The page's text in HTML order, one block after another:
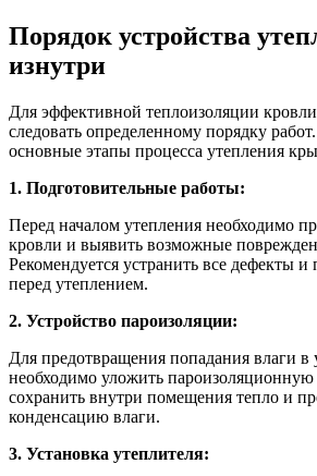
Порядок устройства
изнутри
Для эффективной теплоизоляции
следовать определенному порядку
основные этапы процесса утепления
1. Подготовительные работы:
Перед началом утепления необходимо
кровли и выявить возможные
Рекомендуется устранить все дефекты и
перед утеплением.
2. Устройство пароизоляции:
Для предотвращения попадания влаги в
необходимо уложить
сохранить внутри помещения тепло и
конденсацию влаги.
3. Установка утеплителя: